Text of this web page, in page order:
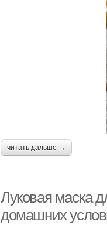
читать дальше →
Луковая маска
домашних